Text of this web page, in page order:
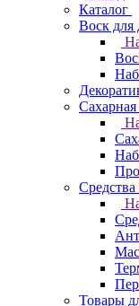
Каталог
Воск для
Сахарная
Товары